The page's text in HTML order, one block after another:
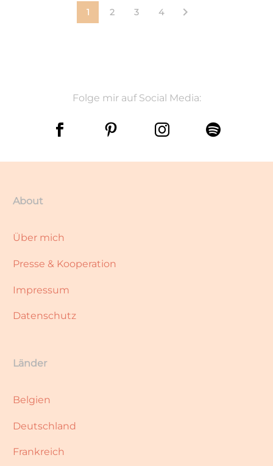
1 2 3 4
Folge mir auf Social Media:
About
Über mich
Presse & Kooperation
Impressum
Datenschutz
Länder
Belgien
Deutschland
Frankreich